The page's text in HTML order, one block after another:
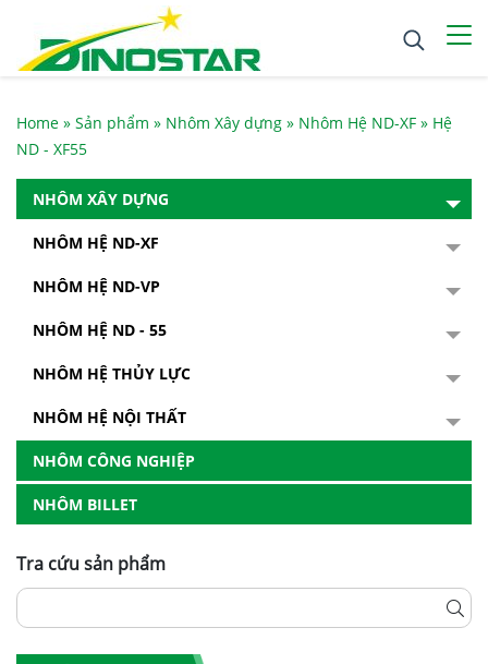
Home » Sản phẩm » Nhôm Xây dựng » Nhôm Hệ ND-XF » Hệ
ND - XF55
NHÔM XÂY DỰNG
NHÔM HỆ ND-XF
NHÔM HỆ ND-VP
NHÔM HỆ ND - 55
NHÔM HỆ THỦY LỰC
NHÔM HỆ NỘI THẤT
NHÔM CÔNG NGHIỆP
NHÔM BILLET
Tra cứu sản phẩm